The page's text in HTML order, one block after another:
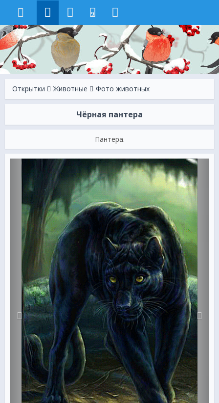
9
Открытки Животные Фото животных
Чёрная пантера
Пантера.